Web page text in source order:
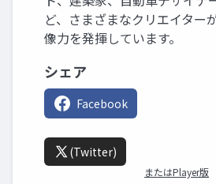
ど、さまざまなクリエイター
像力を発揮しています。
シェア
Facebook
(Twitter)
またはPlayer版